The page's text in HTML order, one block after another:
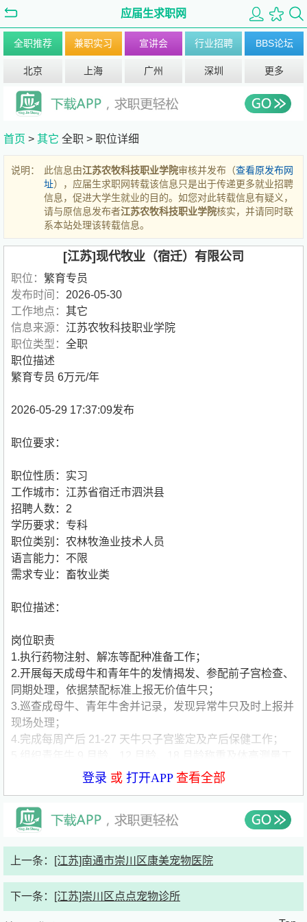
应届生求职网
全职推荐 兼职实习 宣讲会 行业招聘 BBS论坛
北京 上海 广州 深圳 更多
首页 > 其它 全职 > 职位详细
说明： 此信息由江苏农牧科技职业学院审核并发布（查看原发布网
址），应届生求职网转载该信息只是出于传递更多就业招聘
信息，促进大学生就业的目的。如您对此转载信息有疑义，
请与原信息发布者江苏农牧科技职业学院核实，并请同时联
系本站处理该转载信息。
[江苏]现代牧业（宿迁）有限公司
职位： 繁育专员
发布时间： 2026-05-30
工作地点： 其它
信息来源： 江苏农牧科技职业学院
职位类型： 全职
职位描述
繁育专员 6万元/年
2026-05-29 17:37:09发布
职位要求：
职位性质：实习
工作城市：江苏省宿迁市泗洪县
招聘人数：2
学历要求：专科
职位类别：农林牧渔业技术人员
语言能力：不限
需求专业：畜牧业类
职位描述：
岗位职责
1.执行药物注射、解冻等配种准备工作；
2.开展每天成母牛和青年牛的发情揭发、参配前子宫检查、
同期处理，依据禁配标准上报无价值牛只；
3.巡查成母牛、青年牛舍并记录，发现异常牛只及时上报并
现场处理；
4.完成每周产后 21-27 天牛只子宫鉴定及产后保健工作；
7.协助转群、牛群调整工作；
8.参与安全、环保、职业健康相关的演练和培训；
维护部门辖区内现场卫生。
薪资福利
登录 或 打开APP查看全部
上一条： [江苏]南通市崇川区康美宠物医院
下一条： [江苏]崇川区点点宠物诊所